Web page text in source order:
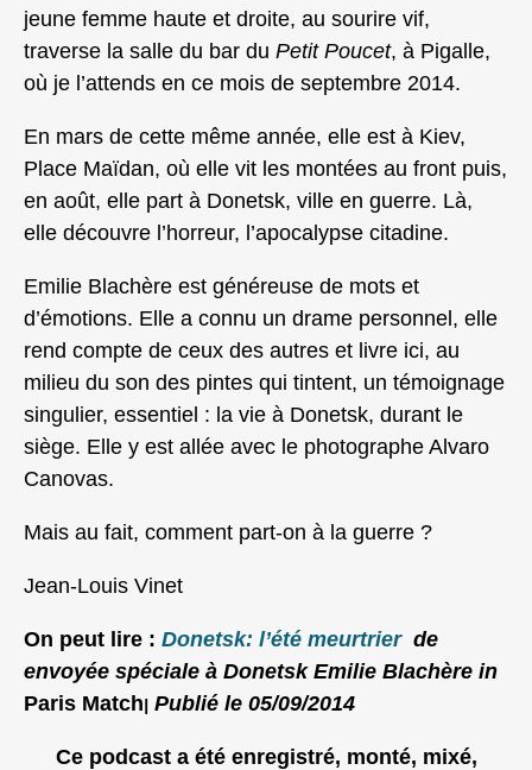
jeune femme haute et droite, au sourire vif,
traverse la salle du bar du Petit Poucet, à Pigalle,
où je l’attends en ce mois de septembre 2014.
En mars de cette même année, elle est à Kiev,
Place Maïdan, où elle vit les montées au front puis,
en août, elle part à Donetsk, ville en guerre. Là,
elle découvre l’horreur, l’apocalypse citadine.
Emilie Blachère est généreuse de mots et
d’émotions. Elle a connu un drame personnel, elle
rend compte de ceux des autres et livre ici, au
milieu du son des pintes qui tintent, un témoignage
singulier, essentiel : la vie à Donetsk, durant le
siège. Elle y est allée avec le photographe Alvaro
Canovas.
Mais au fait, comment part-on à la guerre ?
Jean-Louis Vinet
On peut lire : Donetsk: l’été meurtrierde
envoyée spéciale à Donetsk Emilie Blachère in
Paris Match| Publié le 05/09/2014
Ce podcast a été enregistré, monté, mixé,